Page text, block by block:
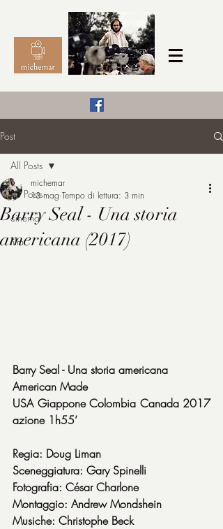
michemar
Post
All Posts
cinema
film
All Posts
Barry Seal - Una storia
americana (2017)
michemar
13 mag Tempo di lettura: 3 min
Barry Seal - Una storia americana
American Made
USA Giappone Colombia Canada 2017
azione 1h55’
Regia: Doug Liman
Sceneggiatura: Gary Spinelli
Fotografia: César Charlone
Montaggio: Andrew Mondshein
Musiche: Christophe Beck